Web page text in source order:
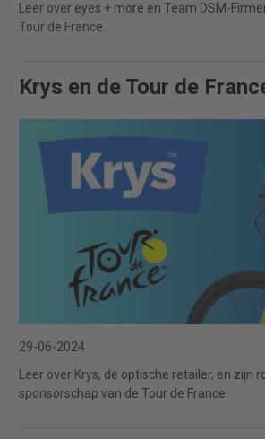
Leer over eyes + more en Team DSM-
Tour de France.
Krys en de Tour de
29-06-2024
Leer over Krys, de optische retailer, en zijn
sponsorschap van de Tour de France.